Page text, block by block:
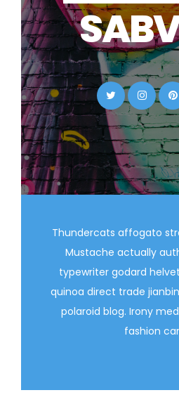
Thundercats affogato
Mustache actually
typewriter godard
quinoa direct trade
polaroid blog. Irony
fashion